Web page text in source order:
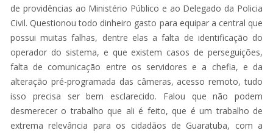
de providências ao Ministério Público e ao Delegado da Policia
Civil. Questionou todo dinheiro gasto para equipar a central que
possui muitas falhas, dentre elas a falta de identificação do
operador do sistema, e que existem casos de perseguições,
falta de comunicação entre os servidores e a chefia, e da
alteração pré-programada das câmeras, acesso remoto, tudo
isso precisa ser bem esclarecido. Falou que não podem
desmerecer o trabalho que ali é feito, que é um trabalho de
extrema relevância para os cidadãos de Guaratuba, com a